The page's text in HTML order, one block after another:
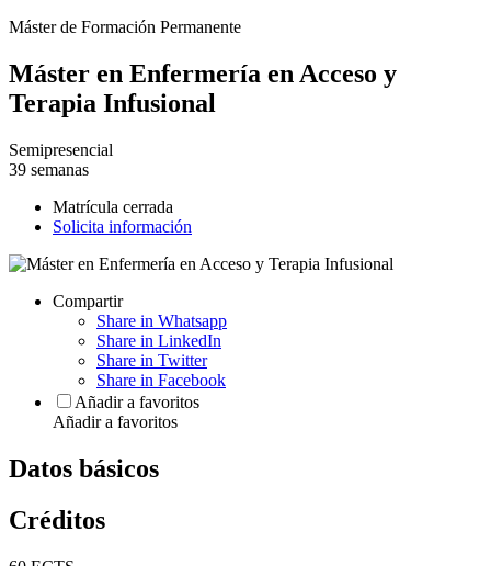
Máster de Formación Permanente
Máster en Enfermería en Acceso y
Terapia Infusional
Semipresencial
39 semanas
Matrícula cerrada
Solicita información
Compartir
Share in Whatsapp
Share in LinkedIn
Share in Twitter
Share in Facebook
Añadir a favoritos
Añadir a favoritos
Datos básicos
Créditos